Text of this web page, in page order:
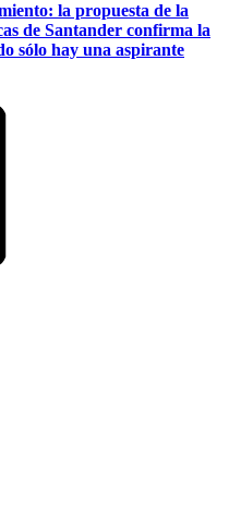
la propuesta de la
de Santander confirma la
sólo hay una aspirante